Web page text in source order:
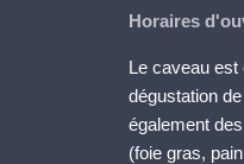
Horaires
Le caveau est
dégustation
également
(foie gras,